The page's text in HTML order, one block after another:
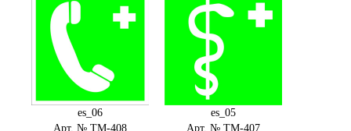
es_06
Арт. № ТМ-408
es_05
Арт. № ТМ-407